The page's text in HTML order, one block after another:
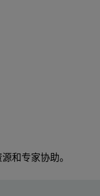
和专家协助。